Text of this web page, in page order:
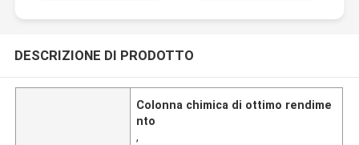
DESCRIZIONE DI PRODOTTO
Colonna chimica di ottimo rendime
nto
,